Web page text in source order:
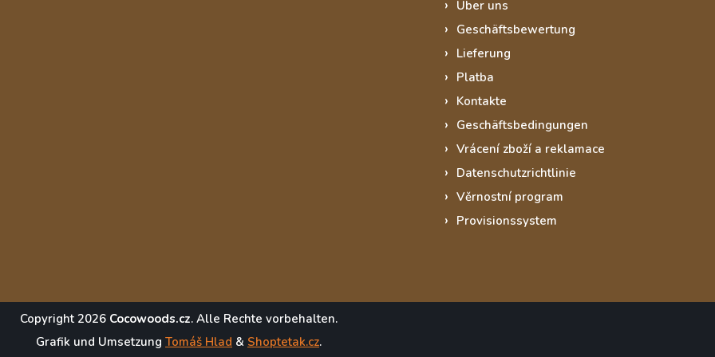
Über uns
Geschäftsbewertung
Lieferung
Platba
Kontakte
Geschäftsbedingungen
Vrácení zboží a reklamace
Datenschutzrichtlinie
Věrnostní program
Provisionssystem
Copyright 2026 Cocowoods.cz. Alle Rechte vorbehalten.
Grafik und Umsetzung Tomáš Hlad & Shoptetak.cz.